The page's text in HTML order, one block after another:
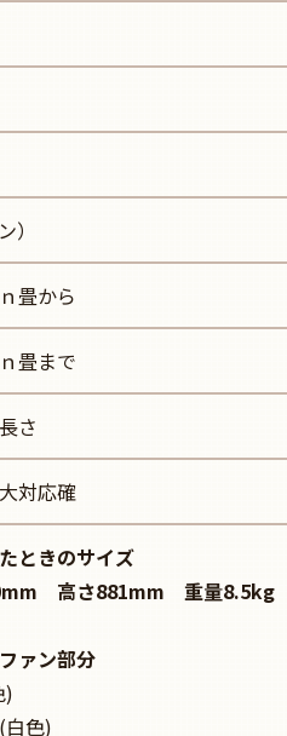
）
畳から
畳まで
さ
対応確
ときのサイズ
高さ881mm 重量8.5kg
ァン部分
)
色)